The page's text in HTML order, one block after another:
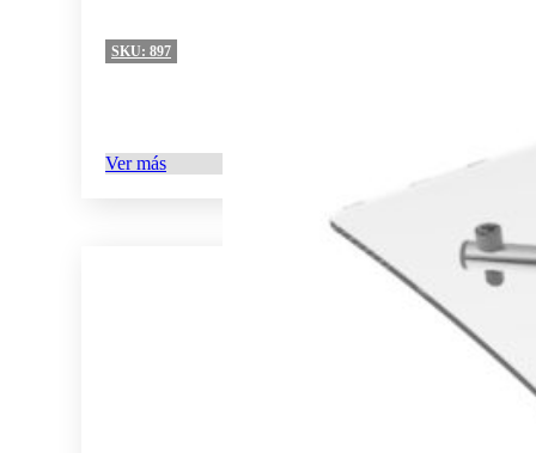
SKU: 897
Ver más